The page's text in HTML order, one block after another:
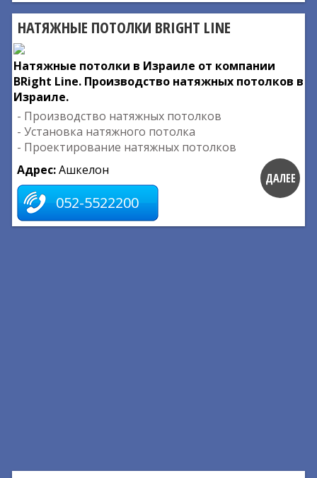
НАТЯЖНЫЕ ПОТОЛКИ BRIGHT LINE
Натяжные потолки в Израиле от компании
BRight Line. Производство натяжных потолков в
Израиле.
- Производство натяжных потолков
- Установка натяжного потолка
- Проектирование натяжных потолков
Адрес:Ашкелон
052-5522200
ДАЛЕЕ